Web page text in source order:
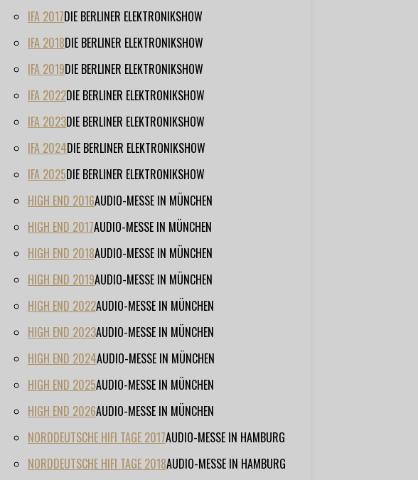
IFA 2017DIE BERLINER ELEKTRONIKSHOW
IFA 2018DIE BERLINER ELEKTRONIKSHOW
IFA 2019DIE BERLINER ELEKTRONIKSHOW
IFA 2022DIE BERLINER ELEKTRONIKSHOW
IFA 2023DIE BERLINER ELEKTRONIKSHOW
IFA 2024DIE BERLINER ELEKTRONIKSHOW
IFA 2025DIE BERLINER ELEKTRONIKSHOW
HIGH END 2016AUDIO-MESSE IN MÜNCHEN
HIGH END 2017AUDIO-MESSE IN MÜNCHEN
HIGH END 2018AUDIO-MESSE IN MÜNCHEN
HIGH END 2019AUDIO-MESSE IN MÜNCHEN
HIGH END 2022AUDIO-MESSE IN MÜNCHEN
HIGH END 2023AUDIO-MESSE IN MÜNCHEN
HIGH END 2024AUDIO-MESSE IN MÜNCHEN
HIGH END 2025AUDIO-MESSE IN MÜNCHEN
HIGH END 2026AUDIO-MESSE IN MÜNCHEN
NORDDEUTSCHE HIFI TAGE 2017AUDIO-MESSE IN HAMBURG
NORDDEUTSCHE HIFI TAGE 2018AUDIO-MESSE IN HAMBURG